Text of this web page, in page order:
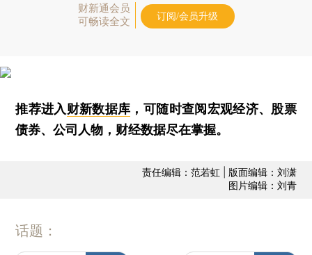
财新通会员
可畅读全文
订阅/会员升级
推荐进入财新数据库 ，可随时查阅宏观经济、股票
债券、公司人物，财经数据尽在掌握。
责任编辑：范若虹 | 版面编辑：刘潇
图片编辑：刘青
话题：